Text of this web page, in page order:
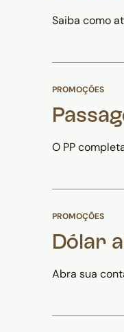
Saiba como
PROMOÇÕES
O PP
PROMOÇÕES
Dólar
Abra sua